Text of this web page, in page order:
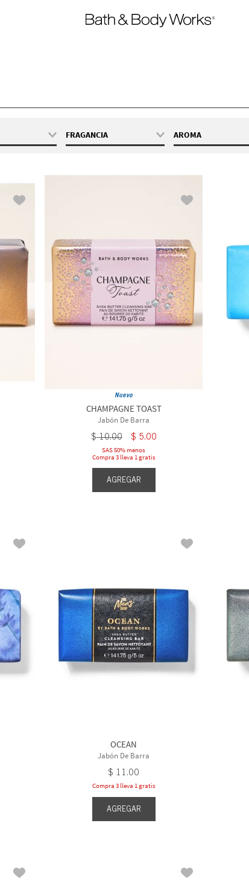
AROMA
FRAGANCIA
Teakwood
Noir
Ocean
Water
After Dark
Nuevo
CHAMPAGNE TOAST
Jabón De Barra
$ 10.00 $ 5.00
SAS 50% menos
Compra 3 lleva 1 gratis
AGREGAR
OCEAN
Jabón De Barra
$ 11.00
Compra 3 lleva 1 gratis
AGREGAR